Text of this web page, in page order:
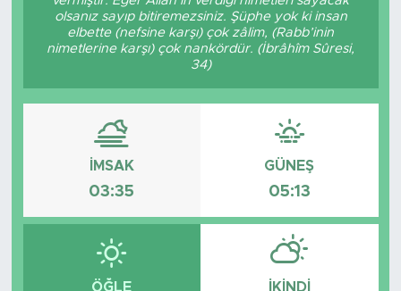
olsanız sayıp bitiremezsiniz. Şüphe yok ki insan
elbette (nefsine karşı) çok zâlim, (Rabb’inin
nimetlerine karşı) çok nankördür. (İbrâhîm Sûresi,
34)
İMSAK
03:35
GÜNEŞ
05:13
ÖĞLE İKINDI
Tarihçe
Söyleşi
Foto Şaka
Teknoloji
Politika